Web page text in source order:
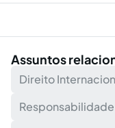
Assuntos
Direito